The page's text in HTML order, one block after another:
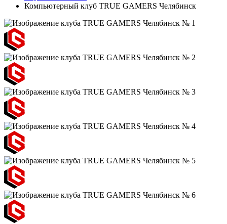
Компьютерный клуб TRUE GAMERS Челябинск